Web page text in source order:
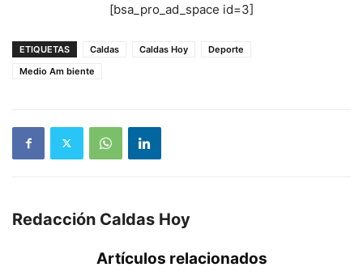
[bsa_pro_ad_space id=3]
ETIQUETAS Caldas Caldas Hoy
Deporte
Medio Am biente
Redacción Caldas Hoy
Artículos relacionados